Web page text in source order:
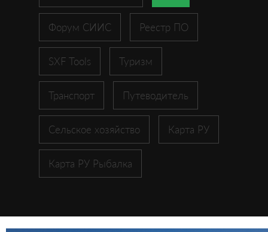
Форум СИИС Реестр ПО
SXF Tools Туризм
Транспорт Путеводитель
Сельское хозяйство Карта РУ
Карта РУ Рыбалка